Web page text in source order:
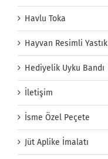
Havlu Toka
Hayvan Resimli Yastık
Hediyelik Uyku Bandı
İletişim
İsme Özel Peçete
Jüt Aplike İmalatı